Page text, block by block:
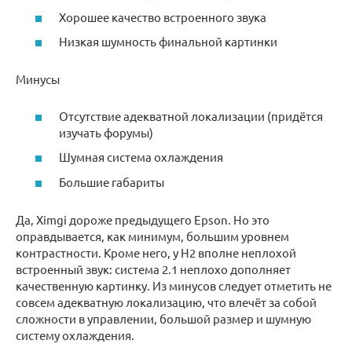
Хорошее качество встроенного звука
Низкая шумность финальной картинки
Минусы
Отсутствие адекватной локализации (придётся
изучать форумы)
Шумная система охлаждения
Большие габариты
Да, Ximgi дороже предыдущего Epson. Но это
оправдывается, как минимум, большим уровнем
контрастности. Кроме него, у H2 вполне неплохой
встроенный звук: система 2.1 неплохо дополняет
качественную картинку. Из минусов следует отметить не
совсем адекватную локализацию, что влечёт за собой
сложности в управлении, большой размер и шумную
систему охлаждения.